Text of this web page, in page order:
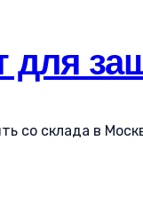
для
со склада в